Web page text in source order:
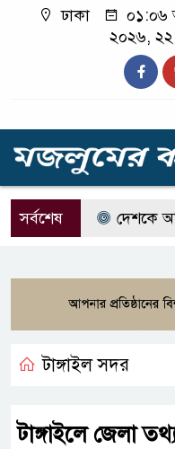
ঢাকা
০১:০৬
২০২৬, ২২
সর্বশেষ দেশকে
টাঙ্গাইল সদর
টাঙ্গাইলে জেলা